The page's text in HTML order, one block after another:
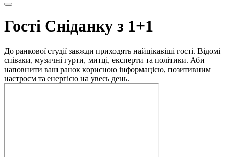
Гості Сніданку з 1+1
До ранкової студії завжди приходять найцікавіші гості. Відомі
співаки, музичні гурти, митці, експерти та політики. Аби
наповнити ваш ранок корисною інформацією, позитивним
настроєм та енергією на увесь день.